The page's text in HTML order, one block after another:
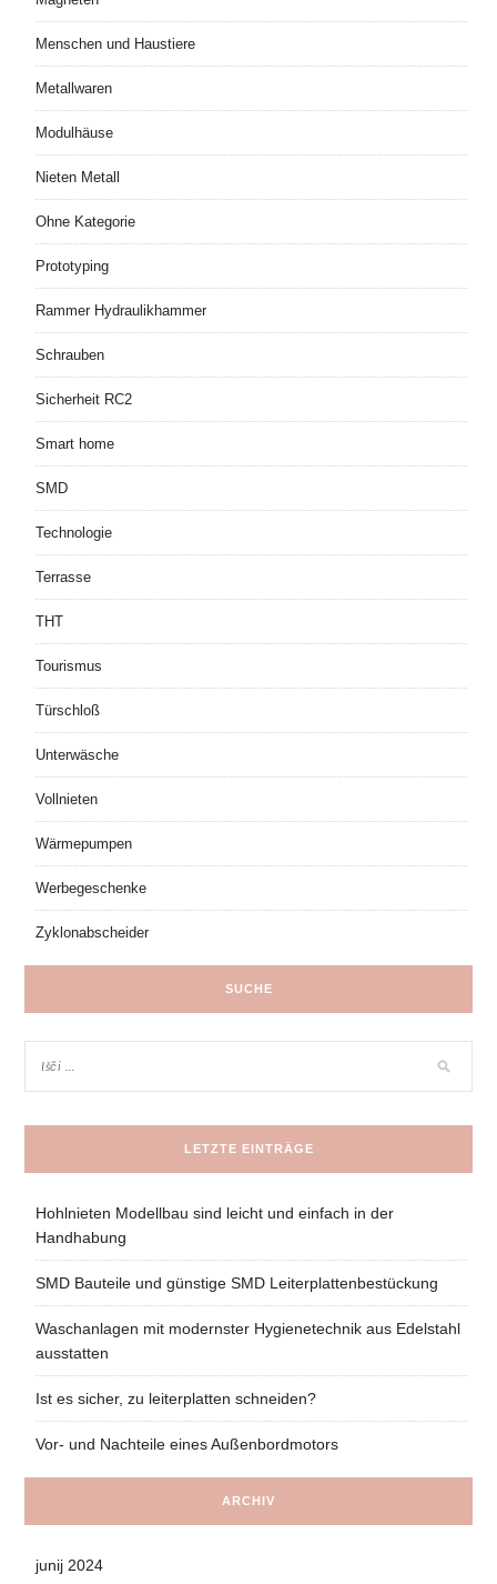
Menschen und Haustiere
Metallwaren
Modulhäuse
Nieten Metall
Ohne Kategorie
Prototyping
Rammer Hydraulikhammer
Schrauben
Sicherheit RC2
Smart home
SMD
Technologie
Terrasse
THT
Tourismus
Türschloß
Unterwäsche
Vollnieten
Wärmepumpen
Werbegeschenke
Zyklonabscheider
SUCHE
LETZTE EINTRÄGE
Hohlnieten Modellbau sind leicht und einfach in der
Handhabung
SMD Bauteile und günstige SMD Leiterplattenbestückung
Waschanlagen mit modernster Hygienetechnik aus Edelstahl
ausstatten
Ist es sicher, zu leiterplatten schneiden?
Vor- und Nachteile eines Außenbordmotors
ARCHIV
junij 2024